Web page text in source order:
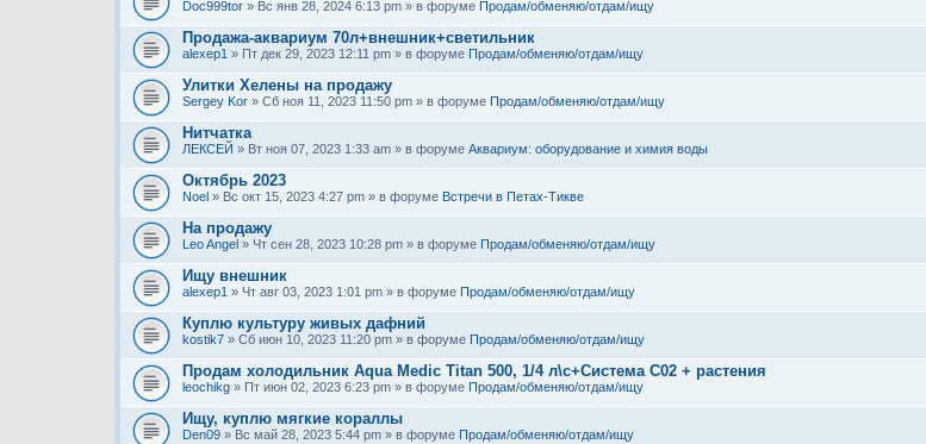
Doc999tor » Вс янв 28, 2024 6:13 pm » в форуме Продам/обменяю/отдам/ищу
Продажа-аквариум 70л+внешник+светильник
alexep1 » Пт дек 29, 2023 12:11 pm » в форуме Продам/обменяю/отдам/ищу
Улитки Хелены на продажу
Sergey Kor » Сб ноя 11, 2023 11:50 pm » в форуме Продам/обменяю/отдам/ищу
Нитчатка
ЛЕКСЕЙ » Вт ноя 07, 2023 1:33 am » в форуме Аквариум: оборудование и химия воды
Октябрь 2023
Noel » Вс окт 15, 2023 4:27 pm » в форуме Встречи в Петах-Тикве
На продажу
Leo Angel » Чт сен 28, 2023 10:28 pm » в форуме Продам/обменяю/отдам/ищу
Ищу внешник
alexep1 » Чт авг 03, 2023 1:01 pm » в форуме Продам/обменяю/отдам/ищу
Куплю культуру живых дафний
kostik7 » Сб июн 10, 2023 11:20 pm » в форуме Продам/обменяю/отдам/ищу
Продам холодильник Aqua Medic Titan 500, 1/4 л\с+Система С02 + растения
leochikg » Пт июн 02, 2023 6:23 pm » в форуме Продам/обменяю/отдам/ищу
Ищу, куплю мягкие кораллы
Den09 » Вс май 28, 2023 5:44 pm » в форуме Продам/обменяю/отдам/ищу